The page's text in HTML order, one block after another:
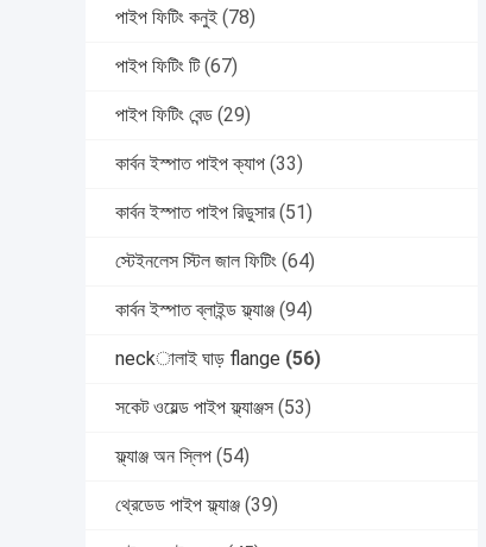
পাইপ ফিটিং কনুই (78)
পাইপ ফিটিং টি (67)
পাইপ ফিটিং বেন্ড (29)
কার্বন ইস্পাত পাইপ ক্যাপ (33)
কার্বন ইস্পাত পাইপ রিডুসার (51)
স্টেইনলেস স্টিল জাল ফিটিং (64)
কার্বন ইস্পাত ব্লাইন্ড ফ্ল্যাঞ্জ (94)
neckালাই ঘাড় flange (56)
সকেট ওয়েল্ড পাইপ ফ্ল্যাঞ্জস (53)
ফ্ল্যাঞ্জ অন স্লিপ (54)
থ্রেডেড পাইপ ফ্ল্যাঞ্জ (39)